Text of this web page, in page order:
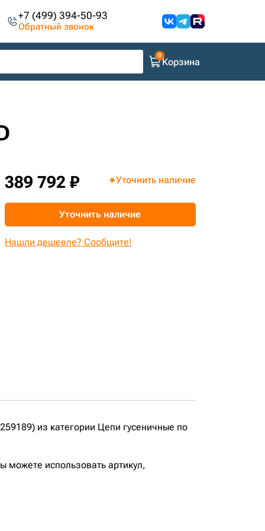
+7 (499) 394-50-93
Обратный звонок
Корзина
389 792 ₽ Уточнить наличие
Уточнить наличие
Нашли дешевле? Сообщите!
из категории Цепи гусеничные по
можете использовать артикул,